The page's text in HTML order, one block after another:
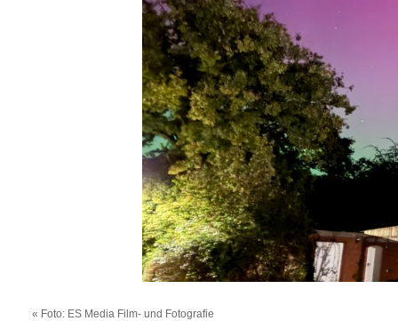
« Foto: ES Media Film- und Fotografie